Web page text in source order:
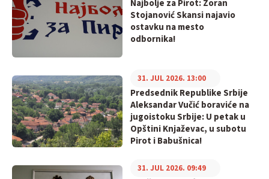
Najbolje za Pirot: Zoran
Stojanović Skansi najavio
ostavku na mesto
odbornika!
Predsednik Republike Srbije
Aleksandar Vučić boraviće na
jugoistoku Srbije: U petak u
Opštini Knjaževac, u subotu
Pirot i Babušnica!
31. JUL 2026. 13:00
31. JUL 2026. 09:49